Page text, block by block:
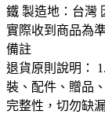
鐵 製造地：台灣
實際收到商品為
備註
退貨原則說明：
裝、配件、贈品
完整性，切勿缺